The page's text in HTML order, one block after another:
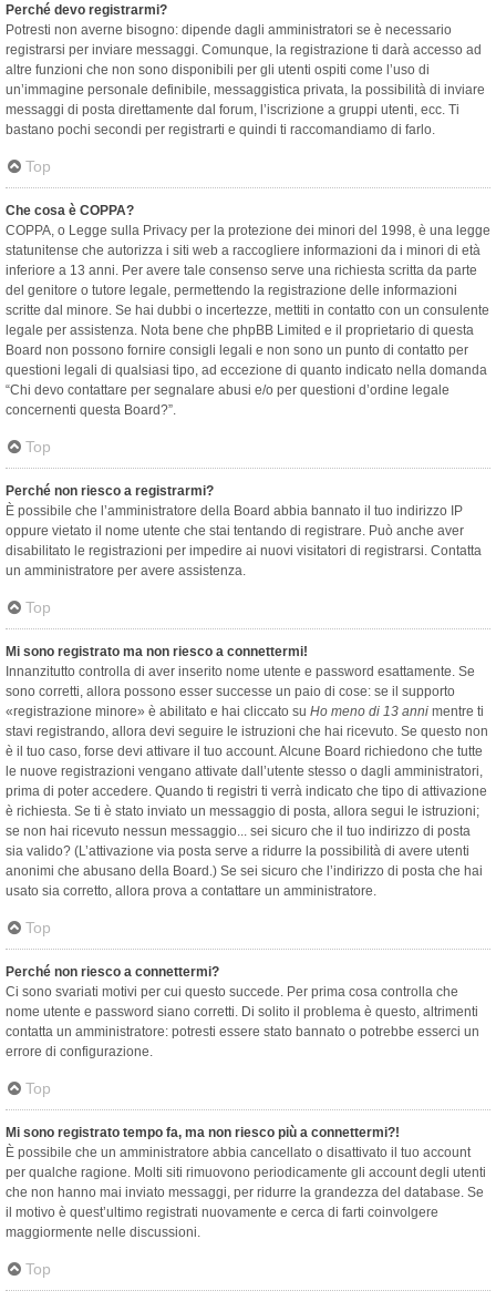
Perché devo registrarmi?
Potresti non averne bisogno: dipende dagli amministratori se è necessario
registrarsi per inviare messaggi. Comunque, la registrazione ti darà accesso ad
altre funzioni che non sono disponibili per gli utenti ospiti come l’uso di
un’immagine personale definibile, messaggistica privata, la possibilità di inviare
messaggi di posta direttamente dal forum, l’iscrizione a gruppi utenti, ecc. Ti
bastano pochi secondi per registrarti e quindi ti raccomandiamo di farlo.
Top
Che cosa è COPPA?
COPPA, o Legge sulla Privacy per la protezione dei minori del 1998, è una legge
statunitense che autorizza i siti web a raccogliere informazioni da i minori di età
inferiore a 13 anni. Per avere tale consenso serve una richiesta scritta da parte
del genitore o tutore legale, permettendo la registrazione delle informazioni
scritte dal minore. Se hai dubbi o incertezze, mettiti in contatto con un consulente
legale per assistenza. Nota bene che phpBB Limited e il proprietario di questa
Board non possono fornire consigli legali e non sono un punto di contatto per
questioni legali di qualsiasi tipo, ad eccezione di quanto indicato nella domanda
“Chi devo contattare per segnalare abusi e/o per questioni d’ordine legale
concernenti questa Board?”.
Top
Perché non riesco a registrarmi?
È possibile che l’amministratore della Board abbia bannato il tuo indirizzo IP
oppure vietato il nome utente che stai tentando di registrare. Può anche aver
disabilitato le registrazioni per impedire ai nuovi visitatori di registrarsi. Contatta
un amministratore per avere assistenza.
Top
Mi sono registrato ma non riesco a connettermi!
Innanzitutto controlla di aver inserito nome utente e password esattamente. Se
sono corretti, allora possono esser successe un paio di cose: se il supporto
«registrazione minore» è abilitato e hai cliccato su Ho meno di 13 anni mentre ti
stavi registrando, allora devi seguire le istruzioni che hai ricevuto. Se questo non
è il tuo caso, forse devi attivare il tuo account. Alcune Board richiedono che tutte
le nuove registrazioni vengano attivate dall’utente stesso o dagli amministratori,
prima di poter accedere. Quando ti registri ti verrà indicato che tipo di attivazione
è richiesta. Se ti è stato inviato un messaggio di posta, allora segui le istruzioni;
se non hai ricevuto nessun messaggio... sei sicuro che il tuo indirizzo di posta
sia valido? (L’attivazione via posta serve a ridurre la possibilità di avere utenti
anonimi che abusano della Board.) Se sei sicuro che l’indirizzo di posta che hai
usato sia corretto, allora prova a contattare un amministratore.
Top
Perché non riesco a connettermi?
Ci sono svariati motivi per cui questo succede. Per prima cosa controlla che
nome utente e password siano corretti. Di solito il problema è questo, altrimenti
contatta un amministratore: potresti essere stato bannato o potrebbe esserci un
errore di configurazione.
Top
Mi sono registrato tempo fa, ma non riesco più a connettermi?!
È possibile che un amministratore abbia cancellato o disattivato il tuo account
per qualche ragione. Molti siti rimuovono periodicamente gli account degli utenti
che non hanno mai inviato messaggi, per ridurre la grandezza del database. Se
il motivo è quest’ultimo registrati nuovamente e cerca di farti coinvolgere
maggiormente nelle discussioni.
Top